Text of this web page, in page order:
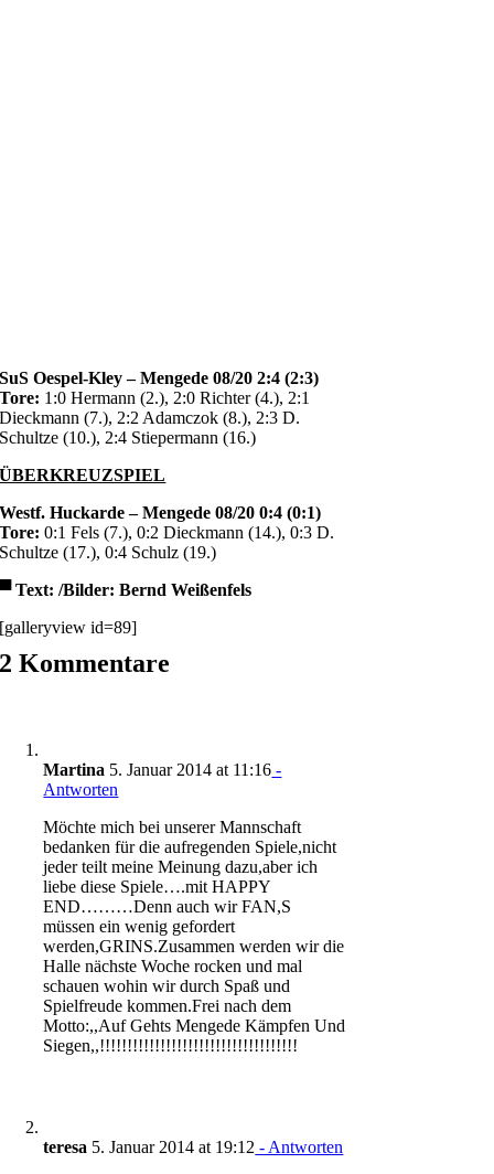
SuS Oespel-Kley – Mengede 08/20 2:4 (2:3)
Tore: 1:0 Hermann (2.), 2:0 Richter (4.), 2:1
Dieckmann (7.), 2:2 Adamczok (8.), 2:3 D.
Schultze (10.), 2:4 Stiepermann (16.)
ÜBERKREUZSPIEL
Westf. Huckarde – Mengede 08/20 0:4 (0:1)
Tore:0:1 Fels (7.), 0:2 Dieckmann (14.), 0:3 D.
Schultze (17.), 0:4 Schulz (19.)
▀Text: /Bilder: Bernd Weißenfels
[galleryview id=89]
2 Kommentare
Martina 5. Januar 2014 at 11:16 -
Antworten
Möchte mich bei unserer Mannschaft
bedanken für die aufregenden Spiele,nicht
jeder teilt meine Meinung dazu,aber ich
liebe diese Spiele….mit HAPPY
END………Denn auch wir FAN,S
müssen ein wenig gefordert
werden,GRINS.Zusammen werden wir die
Halle nächste Woche rocken und mal
schauen wohin wir durch Spaß und
Spielfreude kommen.Frei nach dem
Motto:,,Auf Gehts Mengede Kämpfen Und
Siegen,,!!!!!!!!!!!!!!!!!!!!!!!!!!!!!!!!!!!!
teresa 5. Januar 2014 at 19:12 - Antworten